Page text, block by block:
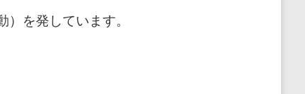
を発しています。